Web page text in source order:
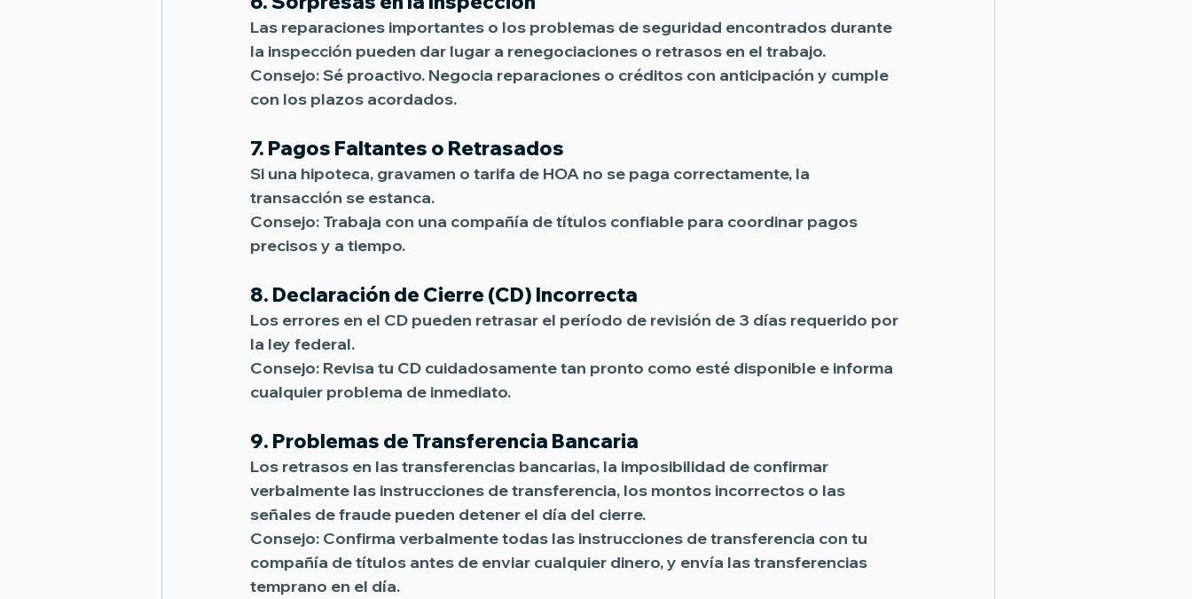
Las reparaciones importantes o los problemas de seguridad encontrados durante
la inspección pueden dar lugar a renegociaciones o retrasos en el trabajo.
Consejo: Sé proactivo. Negocia reparaciones o créditos con anticipación y cumple
con los plazos acordados.
7. Pagos Faltantes o Retrasados
Si una hipoteca, gravamen o tarifa de HOA no se paga correctamente, la
transacción se estanca.
Consejo: Trabaja con una compañía de títulos confiable para coordinar pagos
precisos y a tiempo.
8. Declaración de Cierre (CD) Incorrecta
Los errores en el CD pueden retrasar el período de revisión de 3 días requerido por
la ley federal.
Consejo: Revisa tu CD cuidadosamente tan pronto como esté disponible e informa
cualquier problema de inmediato.
9. Problemas de Transferencia Bancaria
Los retrasos en las transferencias bancarias, la imposibilidad de confirmar
verbalmente las instrucciones de transferencia, los montos incorrectos o las
señales de fraude pueden detener el día del cierre.
Consejo: Confirma verbalmente todas las instrucciones de transferencia con tu
compañía de títulos antes de enviar cualquier dinero, y envía las transferencias
temprano en el día.